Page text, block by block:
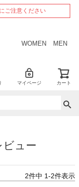
ご注意ください
WOMEN MEN
マイページ カート
ュー
2件中 1-2件表示
ペー